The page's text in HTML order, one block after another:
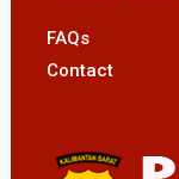
FAQs
Contact